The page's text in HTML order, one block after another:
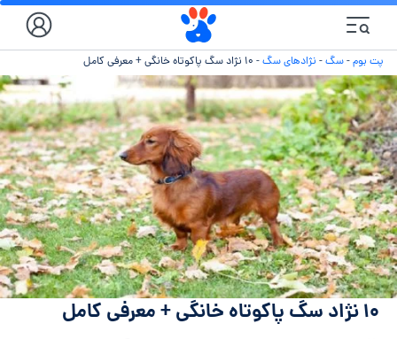
پت بوم-سگ- نژادهای سگ- ۱۰ نژاد سگ پاکوتاه خانگی + معرفی کامل
۱۰ نژاد سگ پاکوتاه خانگی + معرفی کامل